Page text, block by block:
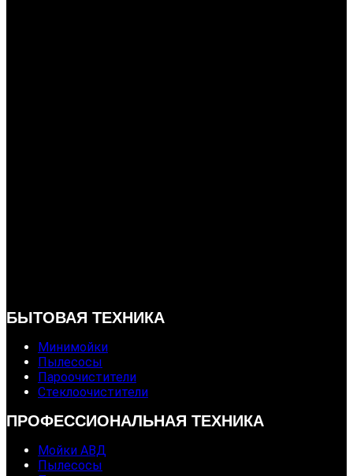
БЫТОВАЯ ТЕХНИКА
Минимойки
Пылесосы
Пароочистители
Стеклоочистители
ПРОФЕССИОНАЛЬНАЯ ТЕХНИКА
Мойки АВД
Пылесосы